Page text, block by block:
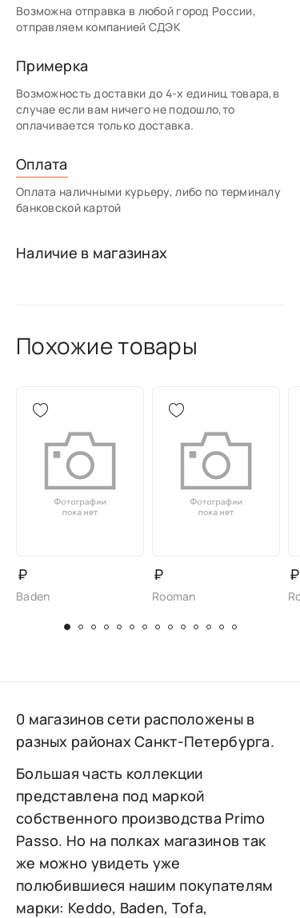
Возможна отправка в любой город России,
отправляем компанией СДЭК
Примерка
Возможность доставки до 4-х единиц товара,в
случае если вам ничего не подошло,то
оплачивается только доставка.
Оплата
Оплата наличными курьеру, либо по терминалу
банковской картой
Наличие в магазинах
Похожие товары
₽
Baden
₽
Rooman
₽
0 магазинов сети расположены в
разных районах Санкт-Петербурга.
Большая часть коллекции
представлена под маркой
собственного производства Primo
Passo. Но на полках магазинов так
же можно увидеть уже
полюбившиеся нашим покупателям
марки: Keddo, Baden, Tofa,